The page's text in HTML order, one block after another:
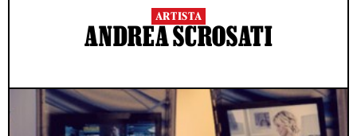
ARTISTA
ANDREA SCROSATI